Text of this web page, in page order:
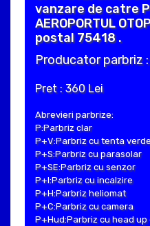
vanzare de catre
AEROPORTUL
postal 75418 .
Producator parbriz :
Pret : 360 Lei
Abrevieri parbrize:
P:Parbriz clar
P+V:Parbriz cu tenta
P+S:Parbriz cu parasolar
P+SE:Parbriz cu senzor
P+I:Parbriz cu incalzire
P+H:Parbriz heliomat
P+C:Parbriz cu camera
P+Hud:Parbriz cu head up